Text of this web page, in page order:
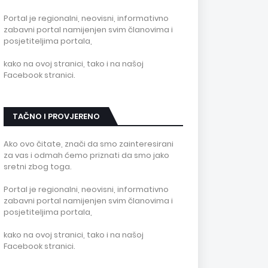
Portal je regionalni, neovisni, informativno
zabavni portal namijenjen svim članovima i
posjetiteljima portala,
kako na ovoj stranici, tako i na našoj
Facebook stranici.
TAČNO I PROVJERENO
Ako ovo čitate, znači da smo zainteresirani
za vas i odmah ćemo priznati da smo jako
sretni zbog toga.
Portal je regionalni, neovisni, informativno
zabavni portal namijenjen svim članovima i
posjetiteljima portala,
kako na ovoj stranici, tako i na našoj
Facebook stranici.